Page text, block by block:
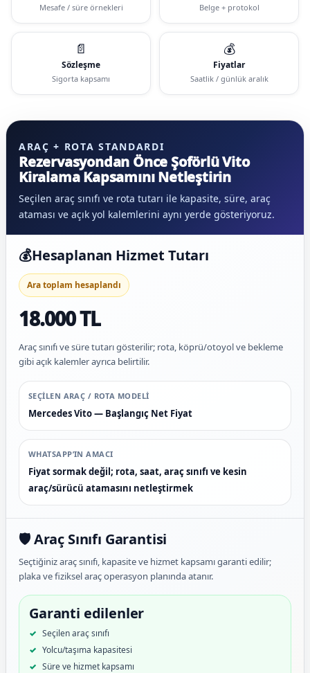
Mesafe / süre örnekleri Belge + protokol
📄
Sözleşme
Sigorta kapsamı
💰
Fiyatlar
Saatlik / günlük aralık
ARAÇ + ROTA STANDARDI
Rezervasyondan Önce Şoförlü Vito
Kiralama Kapsamını Netleştirin
Seçilen araç sınıfı ve rota tutarı ile kapasite, süre, araç
ataması ve açık yol kalemlerini aynı yerde gösteriyoruz.
💰Hesaplanan Hizmet Tutarı
Ara toplam hesaplandı
18.000 TL
Araç sınıfı ve süre tutarı gösterilir; rota, köprü/otoyol ve bekleme
gibi açık kalemler ayrıca belirtilir.
SEÇILEN ARAÇ / ROTA MODELI
Mercedes Vito — Başlangıç Net Fiyat
WHATSAPP’IN AMACI
Fiyat sormak değil; rota, saat, araç sınıfı ve kesin
araç/sürücü atamasını netleştirmek
🛡️ Araç Sınıfı Garantisi
Seçtiğiniz araç sınıfı, kapasite ve hizmet kapsamı garanti edilir;
plaka ve fiziksel araç operasyon planında atanır.
Garanti edilenler
Seçilen araç sınıfı
Yolcu/taşıma kapasitesi
Süre ve hizmet kapsamı